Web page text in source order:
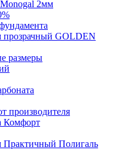
2мм
прозрачный GOLDEN
размеры
производителя
Комфорт
Практичный Полигаль